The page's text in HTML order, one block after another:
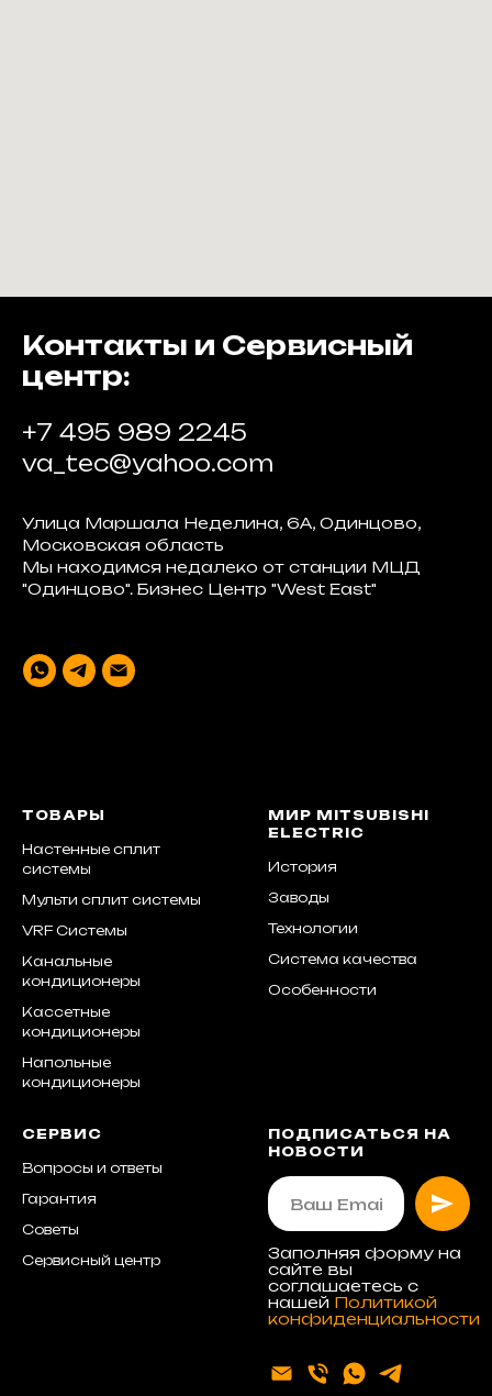
Контакты и Сервисный
центр:
+7 495 989 2245
va_tec@yahoo.com
Улица Маршала Неделина, 6А, Одинцово,
Московская область
Мы находимся недалеко от станции МЦД
"Одинцово". Бизнес Центр "West East"
ТОВАРЫ
Настенные сплит
системы
Мульти сплит системы
VRF Системы
Канальные
кондиционеры
Кассетные
кондиционеры
Напольные
кондиционеры
МИР MITSUBISHI
ELECTRIC
История
Заводы
Технологии
Система качества
Особенности
СЕРВИС
Вопросы и ответы
Гарантия
Советы
Сервисный центр
ПОДПИСАТЬСЯ НА
НОВОСТИ
Заполняя форму на
сайте вы
соглашаетесь с
нашей Политикой
конфиденциальности